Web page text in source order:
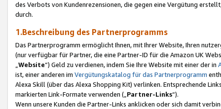
des Verbots von Kundenrezensionen, die gegen eine Vergütung
durch.
1.Beschreibung des Partnerprogramms
Das Partnerprogramm ermöglicht Ihnen, mit Ihrer Website, Ihren
(nur verfügbar für Partner, die eine Partner-ID für die Amazon UK
Website“) Geld zu verdienen, indem Sie Ihre Website mit einer der in
ist, einer anderen im Vergütungskatalog für das Partnerprogramm
Alexa Skill (über das Alexa Shopping Kit) verlinken. Entsprechende
markierten Link-Formate verwenden („ Partner-Links“).
Wenn unsere Kunden die Partner-Links anklicken oder sich damit